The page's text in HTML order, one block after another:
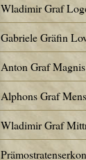
Wladimir Graf
Gabriele Gräfin
Anton Graf Magnis
Alphons Graf
Wladimir Graf